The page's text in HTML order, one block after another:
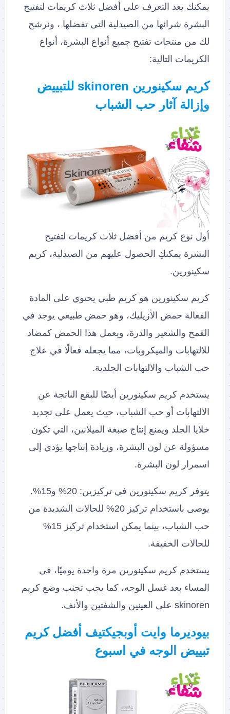
يمكنك بعد التعرف على أفضل ثلاث كريمات لتفتيح
البشرة شرائها من الصيدلية التي تفضلها ، ونرشح
لك من منتجات تفتيح جميع أنواع البشرة، أنواع
الكريمات التالية:
كريم سكينورين skinoren للتبييض
وإزالة آثار حب الشباب
أول نوع كريم من أفضل ثلاث كريمات لتفتيح
البشرة يمكنكِ الحصول عليهم من الصيدلية، كريم
سكينورين.
كريم سكينورين هو كريم طبي يحتوي على المادة
الفعالة حمض الأزيليك، وهو حمض طبيعي يوجد في
القمح والشعير والذرة، ويعمل هذا الحمض كمضاد
للالتهابات والميكروبات، مما يجعله فعالًا في علاج
حب الشباب والالتهابات الجلدية.
يستخدم كريم سكينورين أيضًا للبقع الناتجة عن
الالتهابات أو حب الشباب، حيث يعمل على تجديد
خلايا الجلد ويمنع إنتاج صبغة الميلانين، التي تكون
مسؤولة عن لون البشرة، وزيادة إنتاجها يؤدي إلى
اسمرار لون البشرة.
يتوفر كريم سكينورين في تركيزين: 20% و15%.
يوصى باستخدام تركيز 20% للحالات الشديدة من
حب الشباب، بينما يمكن استخدام تركيز 15%
للحالات الخفيفة.
يستخدم كريم سكينورين مرة واحدة يوميًا، في
المساء بعد غسل الوجه، كما يجب تجنب وضع كريم
skinoren على العينين والشفتين والأنف.
بيوديرما وايت أوبجيكتيف أفضل كريم
تبييض الوجه في اسبوع